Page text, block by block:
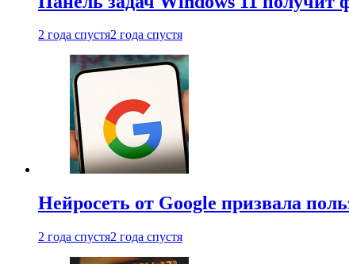
2 года спустя2 года спустя
Нейросеть от Google призвала
2 года спустя2 года спустя